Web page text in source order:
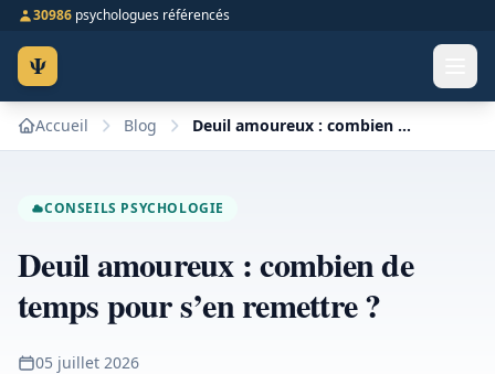
30986 psychologues référencés
Ψ
Accueil Blog Deuil amoureux : combien de temps pour s’en remettre ?
CONSEILS PSYCHOLOGIE
Deuil amoureux : combien de
temps pour s’en remettre ?
05 juillet 2026